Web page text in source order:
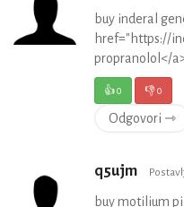
buy inderal
href="https://
propranolol</
👍0 👎0
Odgovori ⇾
q5ujm
buy motilium